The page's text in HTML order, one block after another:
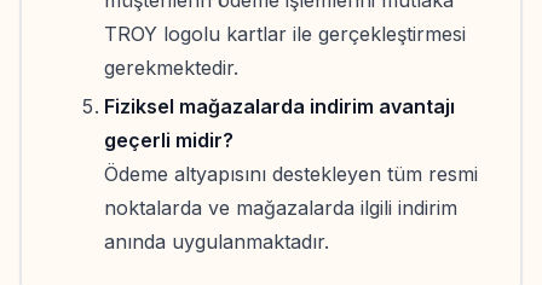
TROY logolu kartlar ile gerçekleştirmesi
gerekmektedir.
Fiziksel mağazalarda indirim avantajı
geçerli midir?
Ödeme altyapısını destekleyen tüm resmi
noktalarda ve mağazalarda ilgili indirim
anında uygulanmaktadır.